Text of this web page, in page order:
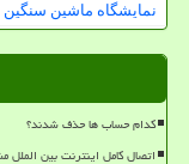
نمایشگاه ماشین سنگین
کدام حساب ها حذف شدند؟
اتصال کامل اینترنت بین الملل